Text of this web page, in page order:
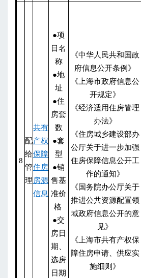
8
配
给
管
理
共有
产权
保障
住房
房源
信息
●项
目名
称
●地
址
●住
房套
数
●套
型
●销
售基
准价
格
●交
房日
期、
选房
日期
《中华人民共和国政
府信息公开条例》
《上海市政府信息公
开规定》
《经济适用住房管理
办法》
《住房城乡建设部办
公厅关于进一步加强
住房保障信息公开工
作的通知》
《国务院办公厅关于
推进公共资源配置领
域政府信息公开的意
见》
《上海市共有产权保
障住房申请、供应实
施细则》